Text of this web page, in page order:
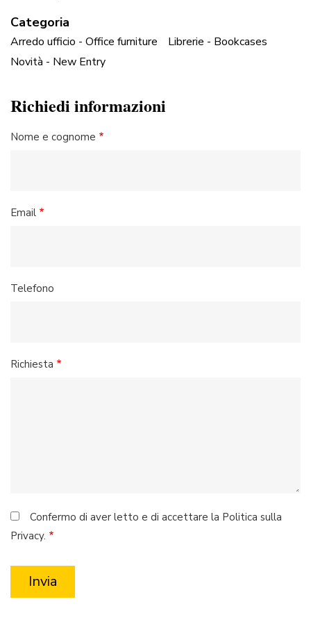
Categoria
Arredo ufficio - Office furniture
Librerie - Bookcases
Novità - New Entry
Richiedi informazioni
Nome e cognome
Email
Telefono
Richiesta
Confermo di aver letto e di accettare la Politica sulla
Privacy.